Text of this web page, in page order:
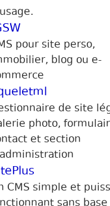
pour site perso,
blog ou e-
de site
photo,
et section
CMS simple et